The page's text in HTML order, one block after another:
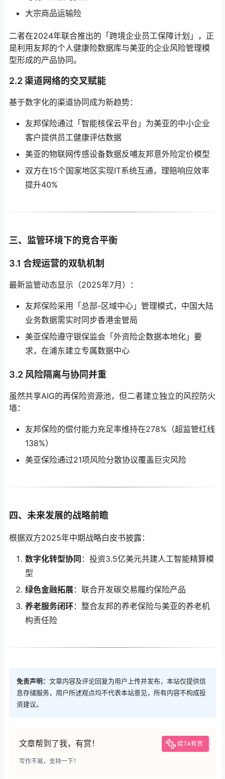
大宗商品运输险
二者在2024年联合推出的「跨境企业员工保障计划」，正
是利用友邦的个人健康险数据库与美亚的企业风险管理模
型形成的产品协同。
2.2 渠道网络的交叉赋能
基于数字化的渠道协同成为新趋势：
友邦保险通过「智能核保云平台」为美亚的中小企业
客户提供员工健康评估数据
美亚的物联网传感设备数据反哺友邦意外险定价模型
双方在15个国家地区实现IT系统互通，理赔响应效率
提升40%
三、监管环境下的竞合平衡
3.1 合规运营的双轨机制
最新监管动态显示（2025年7月）：
友邦保险采用「总部-区域中心」管理模式，中国大陆
业务数据需实时同步香港金管局
美亚保险遵守银保监会「外资险企数据本地化」要
求，在浦东建立专属数据中心
3.2 风险隔离与协同并重
虽然共享AIG的再保险资源池，但二者建立独立的风控防火
墙：
友邦保险的偿付能力充足率维持在278%（超监管红线
138%）
美亚保险通过21项风险分散协议覆盖巨灾风险
四、未来发展的战略前瞻
根据双方2025年中期战略白皮书披露：
数字化转型协同 ：投资3.5亿美元共建人工智能精算模
型
绿色金融拓展：联合开发碳交易履约保险产品
养老服务闭环：整合友邦的养老保险与美亚的养老机
构责任险
免责声明： 文章内容及评论回复为用户上传并发布，本站仅提供信
息存储服务，用户所述观点均不代表本站意见，所有内容不构成投
资建议。
文章帮到了我，有赏！ 给TA有赏
写作不易，支持一下！